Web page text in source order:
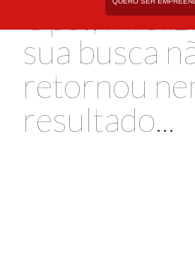
Ops!,
sua busca
retornou
resultado...